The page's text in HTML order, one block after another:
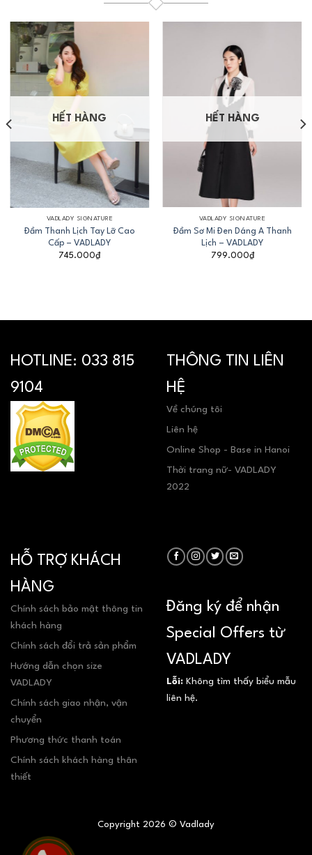
HẾT HÀNG
VADLADY SIGNATURE
Đầm Thanh Lịch Tay Lỡ Cao
Cấp – VADLADY
745.000₫
HẾT HÀNG
VADLADY SIGNATURE
Đầm Sơ Mi Đen Dáng A Thanh
Lịch – VADLADY
799.000₫
HOTLINE: 033 815
9104
THÔNG TIN LIÊN
HỆ
Về chúng tôi
Liên hệ
Online Shop - Base in Hanoi
Thời trang nữ- VADLADY
2022
HỖ TRỢ KHÁCH
HÀNG
Chính sách bảo mật thông tin
khách hàng
Chính sách đổi trả sản phẩm
Hướng dẫn chọn size
VADLADY
Chính sách giao nhận, vận
chuyển
Phương thức thanh toán
Chính sách khách hàng thân
thiết
Đăng ký để nhận
Special Offers từ
VADLADY
Lỗi: Không tìm thấy biểu mẫu
liên hệ.
Copyright 2026 © Vadlady